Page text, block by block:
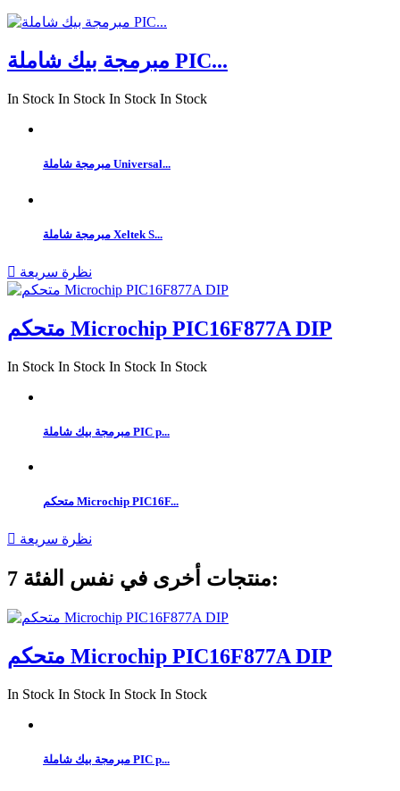
مبرمجة بيك شاملة PIC...
In Stock In Stock In Stock In Stock
مبرمجة شاملة Universal...
مبرمجة شاملة Xeltek S...
 نظرة سريعة
متحكم Microchip PIC16F877A DIP
In Stock In Stock In Stock In Stock
مبرمجة بيك شاملة PIC p...
متحكم Microchip PIC16F...
 نظرة سريعة
7 منتجات أخرى في نفس الفئة:
متحكم Microchip PIC16F877A DIP
In Stock In Stock In Stock In Stock
مبرمجة بيك شاملة PIC p...